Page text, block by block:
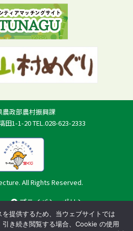
農政部農村振興課
田1-1-20 TEL.028-623-2333
All Rights Reserved.
プライバシーポリシー
提供するため、当ウェブサイトでは
き続き閲覧する場合、Cookie の使用